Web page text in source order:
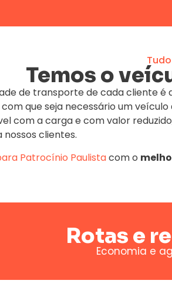
Temos o
de transporte de cada cliente
que seja necessário um
com a carga e com valor
clientes.
Patrocínio Paulistacom o
Rotas e
Economia e